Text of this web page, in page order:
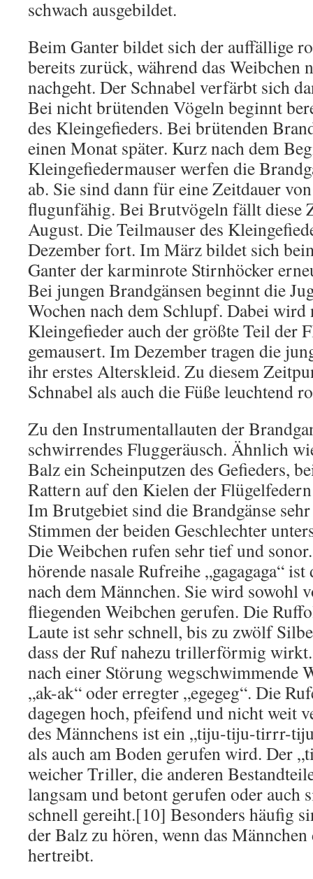
schwach ausgebildet.
Beim Ganter bildet sich der auffällige
bereits zurück, während das Weibchen
nachgeht. Der Schnabel verfärbt sich
Bei nicht brütenden Vögeln beginnt
des Kleingefieders. Bei brütenden
einen Monat später. Kurz nach dem
Kleingefiedermauser werfen die
ab. Sie sind dann für eine Zeitdauer
flugunfähig. Bei Brutvögeln fällt diese
August. Die Teilmauser des
Dezember fort. Im März bildet sich
Ganter der karminrote Stirnhöcker
Bei jungen Brandgänsen beginnt die
Wochen nach dem Schlupf. Dabei wird
Kleingefieder auch der größte Teil der
gemausert. Im Dezember tragen die
ihr erstes Alterskleid. Zu diesem
Schnabel als auch die Füße leuchtend
Zu den Instrumentallauten der
schwirrendes Fluggeräusch. Ähnlich
Balz ein Scheinputzen des Gefieders,
Rattern auf den Kielen der
Im Brutgebiet sind die Brandgänse
Stimmen der beiden Geschlechter
Die Weibchen rufen sehr tief und
hörende nasale Rufreihe „gagagaga“
nach dem Männchen. Sie wird sowohl
fliegenden Weibchen gerufen. Die
Laute ist sehr schnell, bis zu zwölf
dass der Ruf nahezu trillerförmig
nach einer Störung wegschwimmende
„ak-ak“ oder erregter „egegeg“. Die
dagegen hoch, pfeifend und nicht weit
des Männchens ist ein „tiju-tiju-tirrr-
als auch am Boden gerufen wird. Der
weicher Triller, die anderen
langsam und betont gerufen oder auch
schnell gereiht.[10] Besonders häufig
der Balz zu hören, wenn das
hertreibt.